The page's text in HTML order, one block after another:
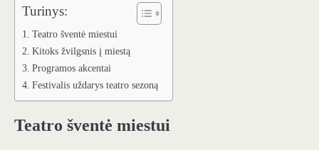
Turinys:
Teatro šventė miestui
Kitoks žvilgsnis į miestą
Programos akcentai
Festivalis uždarys teatro sezoną
Teatro šventė miestui